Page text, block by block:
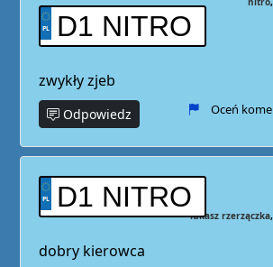
D1 NITRO
zwykły zjeb
Odpowiedz Oceń
D1 NITRO
łukasz rzerzączka
dobry kierowca